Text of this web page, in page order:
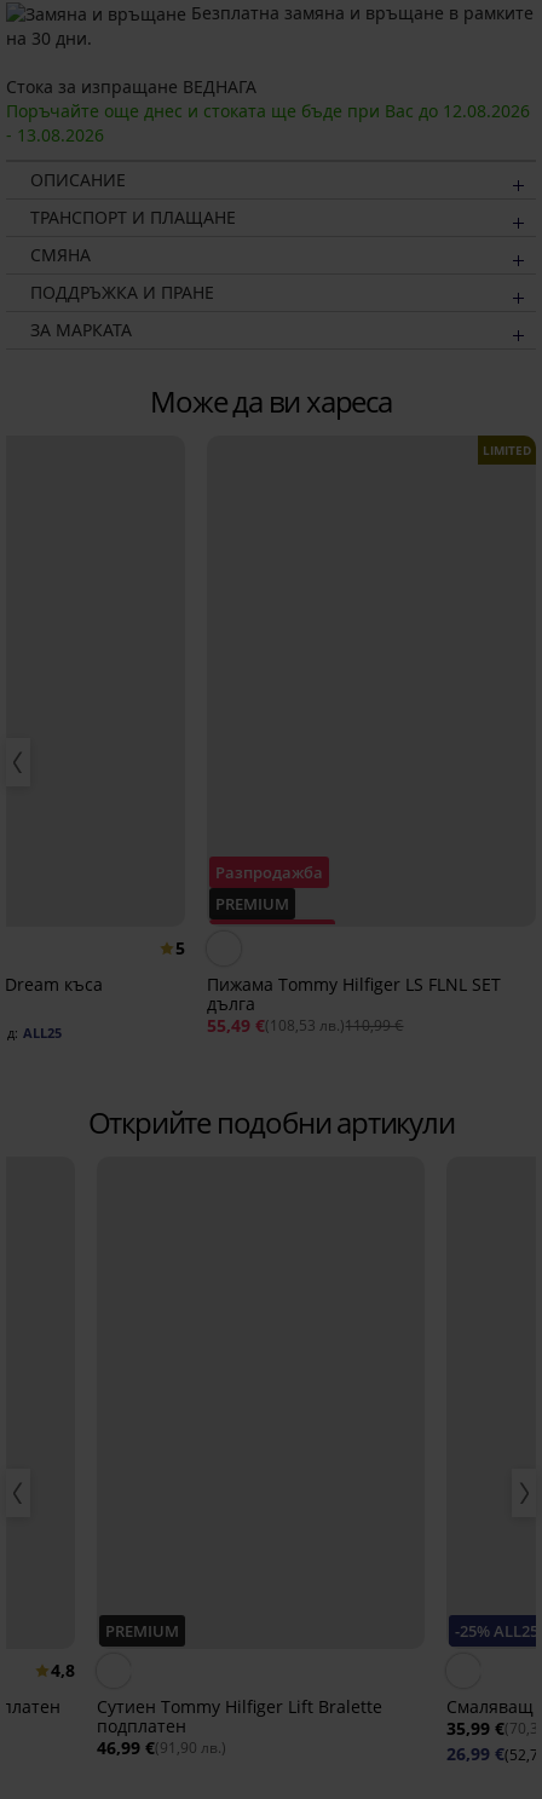
Безплатна замяна и връщане в рамките
на 30 дни.
Стока за изпращане ВЕДНАГА
Поръчайте още днес и стоката ще бъде при Вас до 12.08.2026
- 13.08.2026
ОПИСАНИЕ
ТРАНСПОРТ И ПЛАЩАНЕ
СМЯНА
ПОДДРЪЖКА И ПРАНЕ
ЗА МАРКАТА
Може да ви хареса
5
къса
ALL25
Разпродажба
PREMIUM
LIMITED
Пижама Tommy Hilfiger LS FLNL SET
дълга
55,49 €(108,53 лв.)110,99 €
Открийте подобни артикули
4,8
PREMIUM
Сутиен Tommy Hilfiger Lift Bralette
подплатен
46,99 €(91,90 лв.)
-25% ALL25
Смаляващ
35,99 €
26,99 €